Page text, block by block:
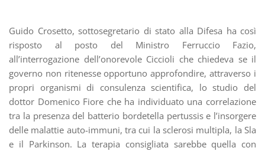
Guido Crosetto, sottosegretario di stato alla Difesa ha così
risposto al posto del Ministro Ferruccio Fazio,
all’interrogazione dell’onorevole Ciccioli che chiedeva se il
governo non ritenesse opportuno approfondire, attraverso i
propri organismi di consulenza scientifica, lo studio del
dottor Domenico Fiore che ha individuato una correlazione
tra la presenza del batterio bordetella pertussis e l’insorgere
delle malattie auto-immuni, tra cui la sclerosi multipla, la Sla
e il Parkinson. La terapia consigliata sarebbe quella con